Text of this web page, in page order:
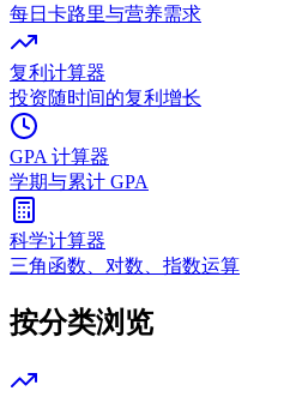
每日卡路里与营养需求
复利计算器
投资随时间的复利增长
GPA 计算器
学期与累计 GPA
科学计算器
三角函数、对数、指数运算
按分类浏览